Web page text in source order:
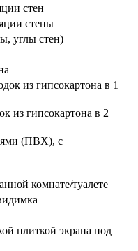
стен
стены
углы стен)
из гипсокартона в 1
из гипсокартона в 2
(ПВХ), с
комнате/туалете
плиткой экрана под